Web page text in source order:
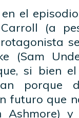
el
(a
(Sam
si bien
porque
futuro que
Ashmore)